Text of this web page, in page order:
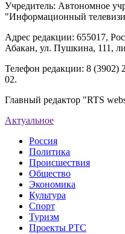
Учредитель: Автономное
"Информационный
Адрес редакции: 655017,
Абакан, ул. Пушкина, 111,
Телефон редакции: 8 (3902)
02.
Главный редактор "RTS
Актуальное
Россия
Политика
Происшествия
Общество
Экономика
Культура
Спорт
Туризм
Проекты РТС